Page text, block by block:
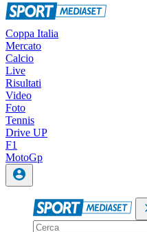
Coppa Italia
Mercato
Calcio
Live
Risultati
Video
Foto
Tennis
Drive UP
F1
MotoGp